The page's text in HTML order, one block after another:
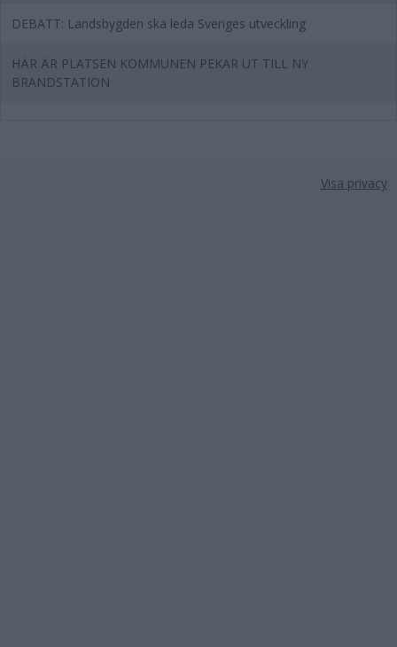
DEBATT: Landsbygden ska leda Sveriges utveckling
HÄR ÄR PLATSEN KOMMUNEN PEKAR UT TILL NY
BRANDSTATION
Visa privacy